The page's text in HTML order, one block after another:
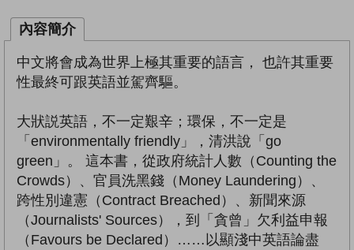
內容簡介
中文將會成為世界上極其重要的語言， 也許其重要
性最終可跟英語並駕齊驅。
大狀説英語，不一定艱辛；環保，不一定是
「environmentally friendly」，清洪說「go
green」。 這本書，從政府統計人數（Counting the
Crowds）、官員洗黑錢（Money Laundering）、
跨性別違憲（Contract Breached）、新聞來源
（Journalists' Sources），到「貪曾」欠利益申報
（Favours be Declared）……以顯淺中英語論盡